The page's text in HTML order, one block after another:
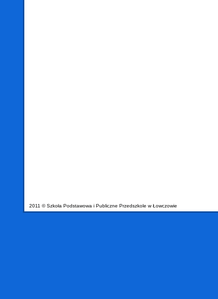
2011 © Szkoła Podstawowa i Publiczne Przedszkole w Łowczowie